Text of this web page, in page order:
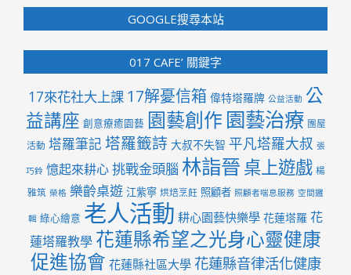
GOOGLE搜尋本站
017 CAFE’ 關鍵字
17來花社大上課 17解憂信箱 偉特塔羅牌 公益活動 公
益講座 創意療癒園藝 園藝創作 園藝治療 團屋
活動 塔羅筆記 塔羅籤詩 大叔不失智 平凡塔羅大叔 張
巧鈴 憶起來耕心挑戰金頭腦 林詣晉桌上遊戲 楊
雅筑 榮格 樂齡桌遊 江紫寧 烘焙烹飪 照顧者 照顧者喘息服務 空間邏
輯 綠心繪意 老人活動 耕心園藝快樂學 花蓮塔羅 花
蓮塔羅教學 花蓮縣希望之光身心靈健康
促進協會 花蓮縣社區大學 花蓮縣音律活化健康